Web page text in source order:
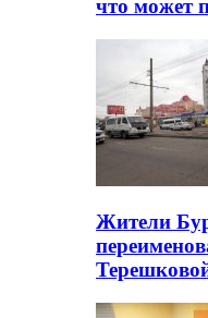
что может
Жители